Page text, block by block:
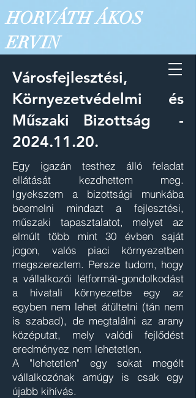
HORVÁTH ÁKOS
ERVIN
Városfejlesztési,
Környezetvédelmi és
Műszaki Bizottság -
2024.11.20.
Egy igazán testhez álló feladat
ellátását kezdhettem meg.
Igyekszem a bizottsági munkába
beemelni mindazt a fejlesztési,
műszaki tapasztalatot, melyet az
elmúlt több mint 30 évben saját
jogon, valós piaci környezetben
megszereztem. Persze tudom, hogy
a vállalkozói létformát-gondolkodást
a hivatali környezetbe egy az
egyben nem lehet átültetni (tán nem
is szabad), de megtalálni az arany
középutat, mely valódi fejlődést
eredményez nem lehetetlen.
A "lehetetlen" egy sokat megélt
vállalkozónak amúgy is csak egy
újabb kihívás.